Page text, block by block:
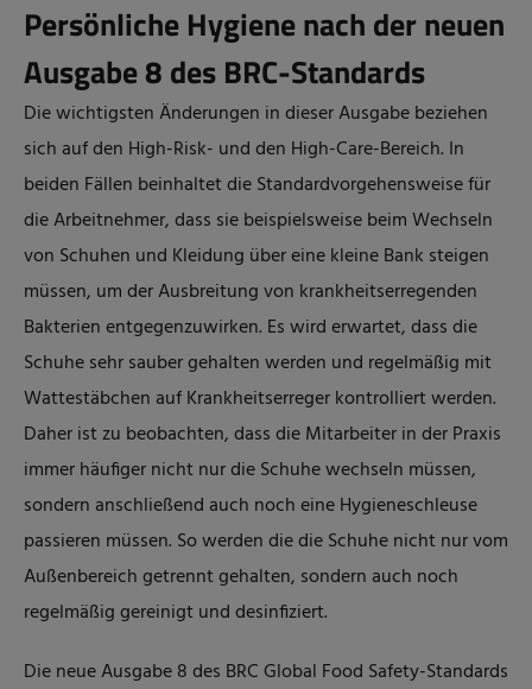
Persönliche Hygiene nach der neuen
Ausgabe 8 des BRC-Standards
Die wichtigsten Änderungen in dieser Ausgabe beziehen
sich auf den High-Risk- und den High-Care-Bereich. In
beiden Fällen beinhaltet die Standardvorgehensweise für
die Arbeitnehmer, dass sie beispielsweise beim Wechseln
von Schuhen und Kleidung über eine kleine Bank steigen
müssen, um der Ausbreitung von krankheitserregenden
Bakterien entgegenzuwirken. Es wird erwartet, dass die
Schuhe sehr sauber gehalten werden und regelmäßig mit
Wattestäbchen auf Krankheitserreger kontrolliert werden.
Daher ist zu beobachten, dass die Mitarbeiter in der Praxis
immer häufiger nicht nur die Schuhe wechseln müssen,
sondern anschließend auch noch eine Hygieneschleuse
passieren müssen. So werden die die Schuhe nicht nur vom
Außenbereich getrennt gehalten, sondern auch noch
regelmäßig gereinigt und desinfiziert.
Die neue Ausgabe 8 des BRC Global Food Safety-Standards